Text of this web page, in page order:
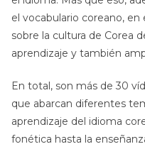
el vocabulario coreano,
sobre la cultura de Corea
aprendizaje y también
En total, son más de 30
que abarcan diferentes
aprendizaje del idioma
fonética hasta la